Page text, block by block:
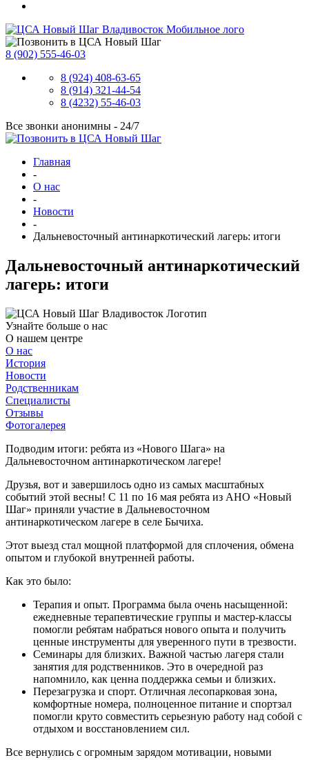
8 (902) 555-46-03
8 (924) 408-63-65
8 (914) 321-44-54
8 (4232) 55-46-03
Все звонки анонимны - 24/7
Главная
-
О нас
-
Новости
-
Дальневосточный антинаркотический лагерь: итоги
Дальневосточный антинаркотический
лагерь: итоги
Узнайте больше о нас
О нашем центре
О нас
История
Новости
Родственникам
Специалисты
Отзывы
Фотогалерея
Подводим итоги: ребята из «Нового Шага» на
Дальневосточном антинаркотическом лагере!
Друзья, вот и завершилось одно из самых масштабных
событий этой весны! С 11 по 16 мая ребята из АНО «Новый
Шаг» приняли участие в Дальневосточном
антинаркотическом лагере в селе Бычиха.
Этот выезд стал мощной платформой для сплочения, обмена
опытом и глубокой внутренней работы.
Как это было:
Терапия и опыт. Программа была очень насыщенной:
ежедневные терапевтические группы и мастер-классы
помогли ребятам набраться нового опыта и получить
ценные инструменты для уверенного пути в трезвости.
Семинары для близких. Важной частью лагеря стали
занятия для родственников. Это в очередной раз
напомнило, как ценна поддержка семьи и близких.
Перезагрузка и спорт. Отличная лесопарковая зона,
комфортные номера, полноценное питание и спортзал
помогли круто совместить серьезную работу над собой с
отдыхом и восстановлением сил.
Все вернулись с огромным зарядом мотивации, новыми